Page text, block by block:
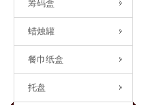
筹码盒
蜡烛罐
餐巾纸盒
托盘